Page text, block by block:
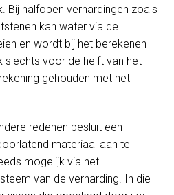
Bij halfopen verhardingen zoals
kan water via de
en wordt bij het berekenen
slechts voor de helft van het
gehouden met het
redenen besluit een
materiaal aan te
mogelijk via het
van de verharding. In die